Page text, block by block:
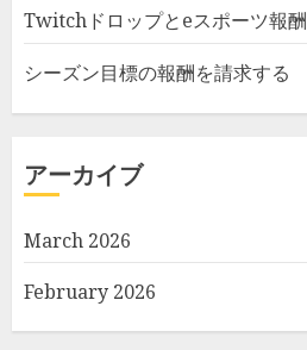
Twitchドロップとeスポーツ報酬
シーズン目標の報酬を請求する
アーカイブ
March 2026
February 2026